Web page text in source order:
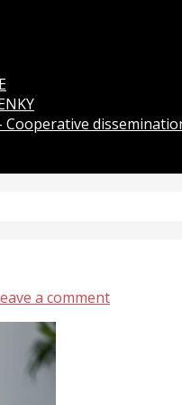
Cooperative
a comment